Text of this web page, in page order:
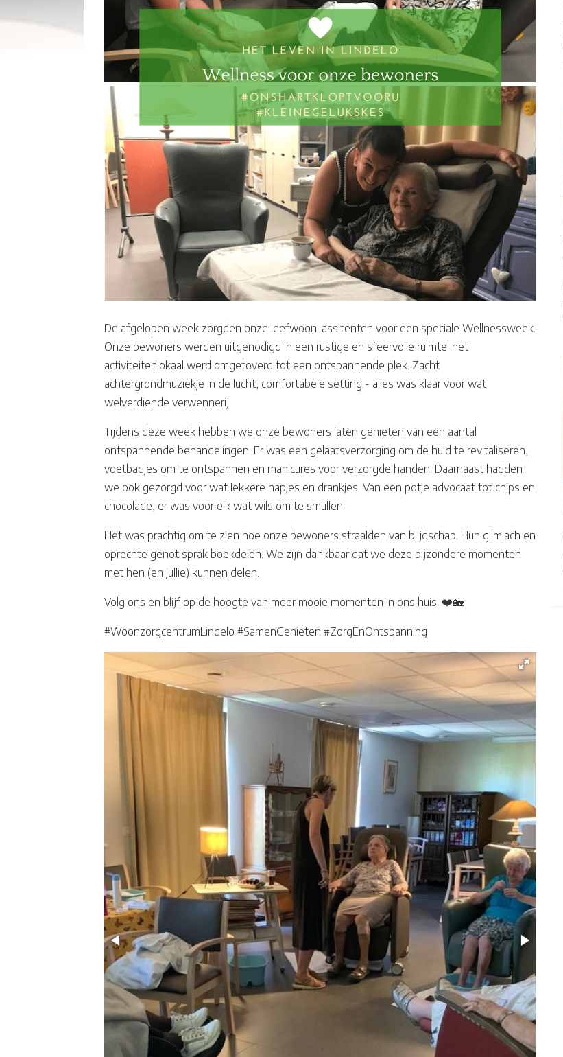
De afgelopen week zorgden onze leefwoon-assitenten voor een speciale Wellnessweek.
Onze bewoners werden uitgenodigd in een rustige en sfeervolle ruimte: het
activiteitenlokaal werd omgetoverd tot een ontspannende plek. Zacht
achtergrondmuziekje in de lucht, comfortabele setting - alles was klaar voor wat
welverdiende verwennerij.
Tijdens deze week hebben we onze bewoners laten genieten van een aantal
ontspannende behandelingen. Er was een gelaatsverzorging om de huid te revitaliseren,
voetbadjes om te ontspannen en manicures voor verzorgde handen. Daarnaast hadden
we ook gezorgd voor wat lekkere hapjes en drankjes. Van een potje advocaat tot chips en
chocolade, er was voor elk wat wils om te smullen.
Het was prachtig om te zien hoe onze bewoners straalden van blijdschap. Hun glimlach en
oprechte genot sprak boekdelen. We zijn dankbaar dat we deze bijzondere momenten
met hen (en jullie) kunnen delen.
Volg ons en blijf op de hoogte van meer mooie momenten in ons huis! ❤️🏡
#WoonzorgcentrumLindelo #SamenGenieten #ZorgEnOntspanning